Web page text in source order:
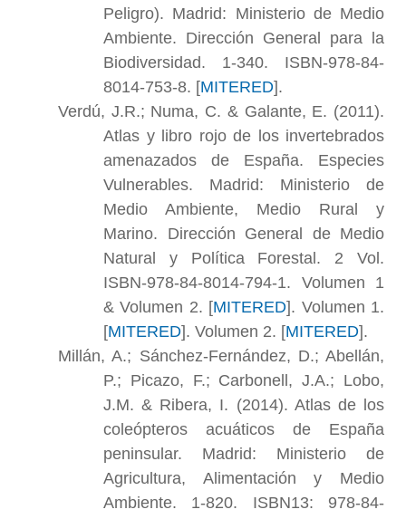
Peligro). Madrid: Ministerio de Medio
Ambiente. Dirección General para la
Biodiversidad. 1-340. ISBN-978-84-
8014-753-8. [MITERED].
Verdú, J.R.; Numa, C. & Galante, E. (2011).
Atlas y libro rojo de los invertebrados
amenazados de España. Especies
Vulnerables. Madrid: Ministerio de
Medio Ambiente, Medio Rural y
Marino. Dirección General de Medio
Natural y Política Forestal. 2 Vol.
ISBN-978-84-8014-794-1. Volumen 1
& Volumen 2. [MITERED]. Volumen 1.
[MITERED]. Volumen 2. [MITERED].
Millán, A.; Sánchez-Fernández, D.; Abellán,
P.; Picazo, F.; Carbonell, J.A.; Lobo,
J.M. & Ribera, I. (2014). Atlas de los
coleópteros acuáticos de España
peninsular. Madrid: Ministerio de
Agricultura, Alimentación y Medio
Ambiente. 1-820. ISBN13: 978-84-